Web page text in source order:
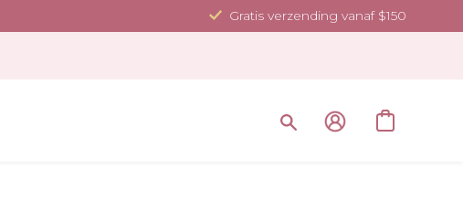
Gratis verzending vanaf $150